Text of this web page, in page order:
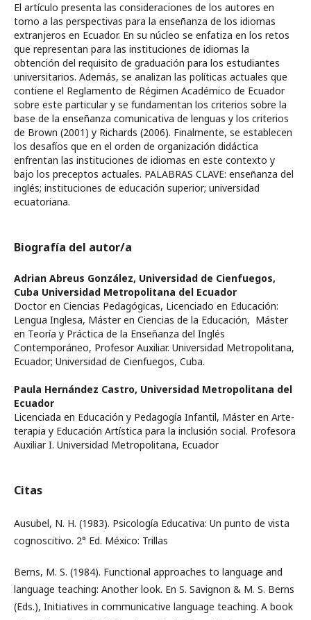
El artículo presenta las consideraciones de los autores en
torno a las perspectivas para la enseñanza de los idiomas
extranjeros en Ecuador. En su núcleo se enfatiza en los retos
que representan para las instituciones de idiomas la
obtención del requisito de graduación para los estudiantes
universitarios. Además, se analizan las políticas actuales que
contiene el Reglamento de Régimen Académico de Ecuador
sobre este particular y se fundamentan los criterios sobre la
base de la enseñanza comunicativa de lenguas y los criterios
de Brown (2001) y Richards (2006). Finalmente, se establecen
los desafíos que en el orden de organización didáctica
enfrentan las instituciones de idiomas en este contexto y
bajo los preceptos actuales. PALABRAS CLAVE: enseñanza del
inglés; instituciones de educación superior; universidad
ecuatoriana.
Biografía del autor/a
Adrian Abreus González, Universidad de Cienfuegos,
Cuba Universidad Metropolitana del Ecuador
Doctor en Ciencias Pedagógicas, Licenciado en Educación:
Lengua Inglesa, Máster en Ciencias de la Educación, Máster
en Teoría y Práctica de la Enseñanza del Inglés
Contemporáneo, Profesor Auxiliar. Universidad Metropolitana,
Ecuador; Universidad de Cienfuegos, Cuba.
Paula Hernández Castro, Universidad Metropolitana del
Ecuador
Licenciada en Educación y Pedagogía Infantil, Máster en Arte-
terapia y Educación Artística para la inclusión social. Profesora
Auxiliar I. Universidad Metropolitana, Ecuador
Citas
Ausubel, N. H. (1983). Psicología Educativa: Un punto de vista
cognoscitivo. 2° Ed. México: Trillas
Berns, M. S. (1984). Functional approaches to language and
language teaching: Another look. En S. Savignon & M. S. Berns
(Eds.), Initiatives in communicative language teaching. A book